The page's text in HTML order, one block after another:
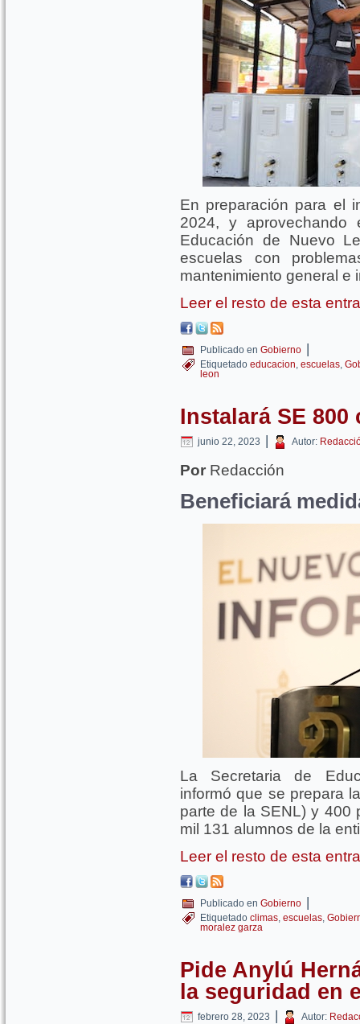
En preparación para el
2024, y aprovechando
Educación de Nuevo
escuelas con
mantenimiento general e
Leer el resto de esta
Publicado en Gobierno |
Etiquetado educacion, escuelas,
leon
Instalará SE
junio 22, 2023 | Autor:
Por Redacción
Beneficiará
La Secretaria de
informó que se prepara
parte de la SENL) y 400
mil 131 alumnos de la
Leer el resto de esta
Publicado en Gobierno |
Etiquetado climas, escuelas,
moralez garza
Pide Anylú
la seguridad en
febrero 28, 2023 | Autor: